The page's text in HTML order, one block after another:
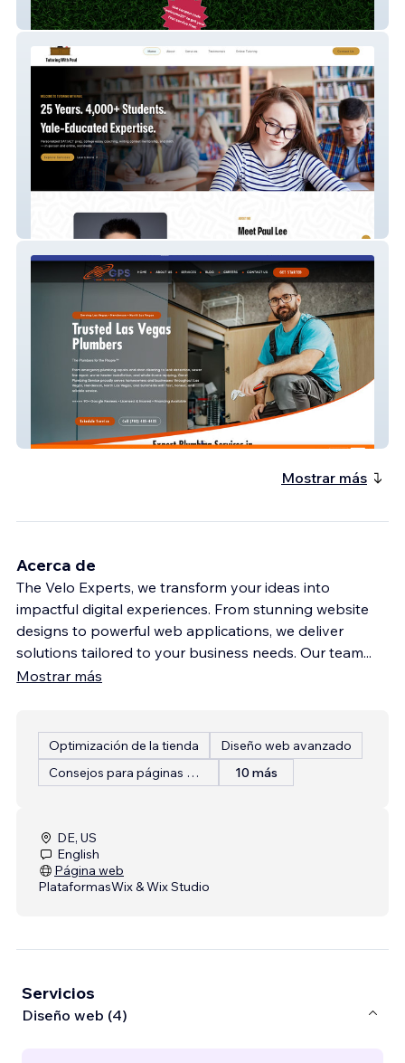
Doody Duty Usa
Paul Can Teach
Great Plumbing Service
Mostrar más
Acerca de
The Velo Experts, we transform your ideas into
impactful digital experiences. From stunning website
designs to powerful web applications, we deliver
solutions tailored to your business needs. Our team...
Mostrar más
Optimización de la tienda
Diseño web avanzado
Consejos para páginas web
10 más
DE, US
English
Página web
PlataformasWix & Wix Studio
Servicios
Diseño web (4)